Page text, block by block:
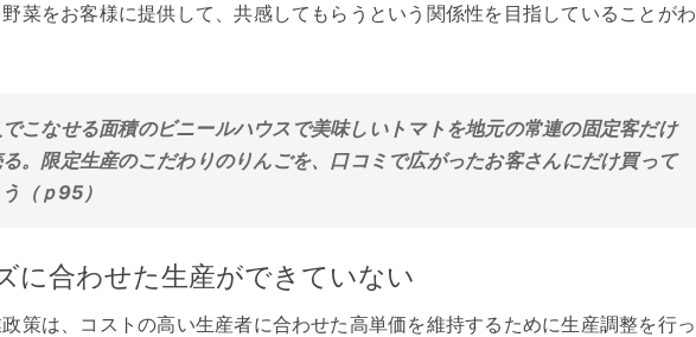
菜をお客様に提供して、共感してもらうという関係性を目指していることがわ
こなせる面積のビニールハウスで美味しいトマトを地元の常連の固定客だけ
。限定生産のこだわりのりんごを、口コミで広がったお客さんにだけ買って
（ｐ95）
に合わせた生産ができていない
策は、コストの高い生産者に合わせた高単価を維持するために生産調整を行っ